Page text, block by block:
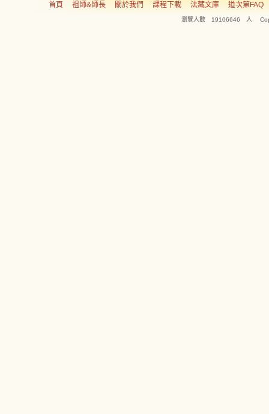
首頁 祖師&師長 關於我們 課程下載 法藏文庫 道次第FAQ
瀏覽人數 19106646 人